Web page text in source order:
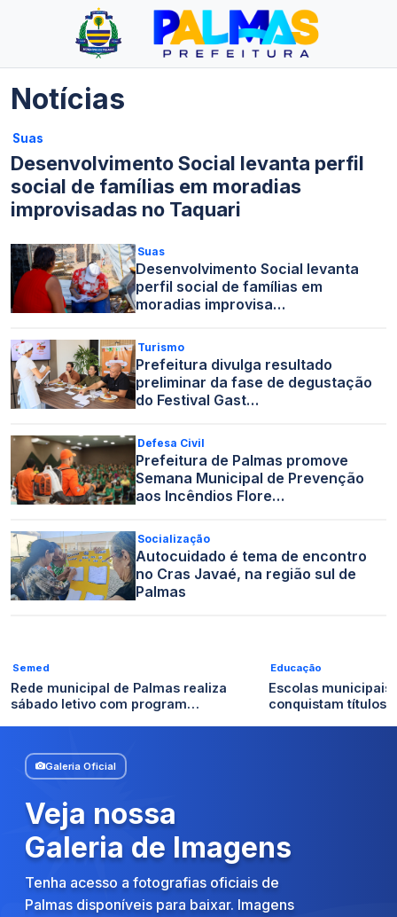
Notícias
Suas
Desenvolvimento Social levanta perfil
social de famílias em moradias
improvisadas no Taquari
Suas
Desenvolvimento Social levanta
perfil social de famílias em
moradias improvisa…
Turismo
Prefeitura divulga resultado
preliminar da fase de degustação
do Festival Gast…
Defesa Civil
Prefeitura de Palmas promove
Semana Municipal de Prevenção
aos Incêndios Flore…
Socialização
Autocuidado é tema de encontro
no Cras Javaé, na região sul de
Palmas
Semed
Rede municipal de Palmas realiza
sábado letivo com program…
Educação
Escolas municipais
conquistam títulos
Galeria Oficial
Veja nossa
Galeria de Imagens
Tenha acesso a fotografias oficiais de
Palmas disponíveis para baixar. Imagens